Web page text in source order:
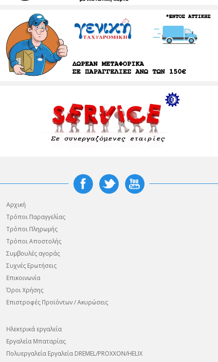
Αρχική
Τρόποι Παραγγελίας
Τρόποι Πληρωμής
Τρόποι Αποστολής
Συμβουλές αγοράς
Συχνές Ερωτήσεις
Επικοινωνία
Όροι Χρήσης
Επιστροφές Προϊόντων / Ακυρώσεις
Ηλεκτρικά εργαλεία
Εργαλεία Μπαταρίας
Πολυεργαλεία Εργαλεία DREMEL/PROXXON/HELIX